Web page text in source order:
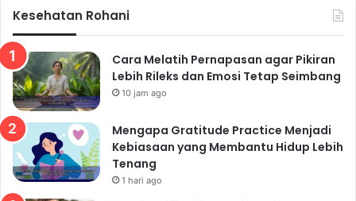
Kesehatan Rohani
Cara Melatih Pernapasan agar Pikiran
Lebih Rileks dan Emosi Tetap Seimbang
10 jam ago
Mengapa Gratitude Practice Menjadi
Kebiasaan yang Membantu Hidup Lebih
Tenang
1 hari ago